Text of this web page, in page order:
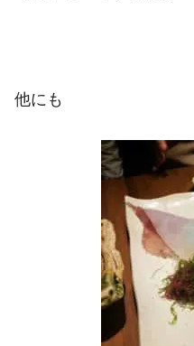
他にも